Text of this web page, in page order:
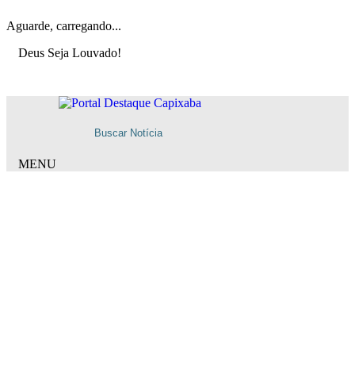
Aguarde, carregando...
Deus Seja Louvado!
MENU